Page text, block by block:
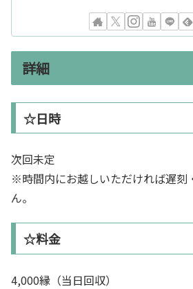
詳細
☆日時
次回未定
※時間内にお越しいただければ遅刻
ん。
☆料金
4,000縁（当日回収）